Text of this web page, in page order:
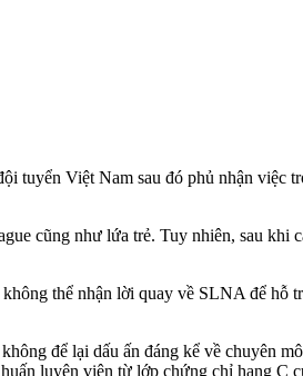
tuyển Việt Nam sau đó phủ nhận việc
cũng như lứa trẻ. Tuy nhiên, sau khi
thể nhận lời quay về SLNA để hỗ
để lại dấu ấn đáng kể về chuyên
luyện viên từ lớp chứng chỉ hạng C